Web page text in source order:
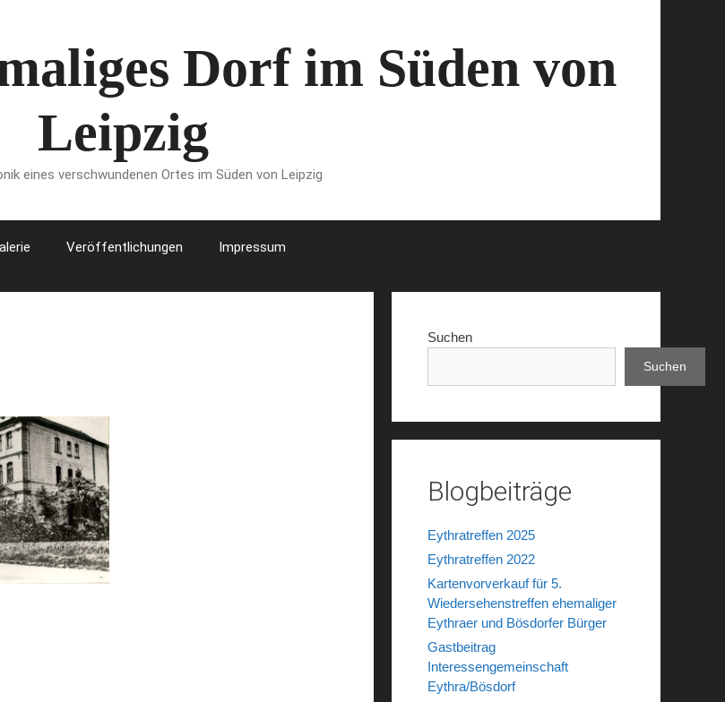
Dorf im Süden von
Leipzig
eines verschwundenen Ortes im Süden von Leipzig
Veröffentlichungen Impressum
Suchen
Suchen
Blogbeiträge
Eythratreffen 2025
Eythratreffen 2022
Kartenvorverkauf für 5.
Wiedersehenstreffen ehemaliger
Eythraer und Bösdorfer Bürger
Gastbeitrag
Interessengemeinschaft
Eythra/Bösdorf